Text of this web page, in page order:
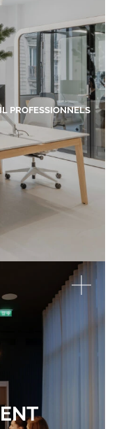
PROFESSIONNELS